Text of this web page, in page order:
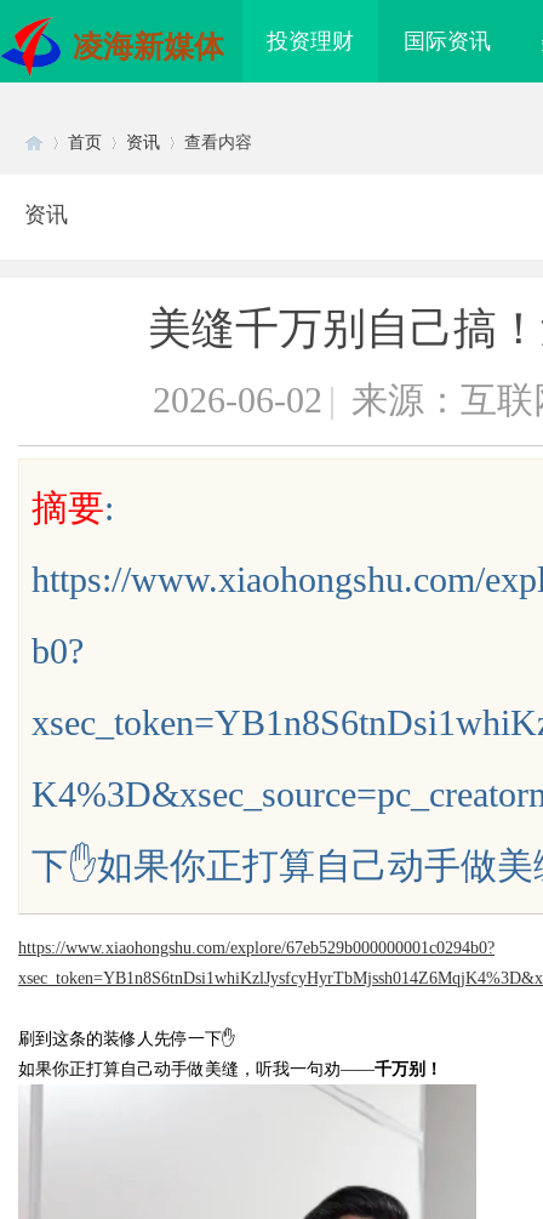
凌海新媒体 投资理财 国际资讯
uz
!
首页 资讯 查看内容
资讯
美缝千万别自己搞
2026-06-02 | 来源：互联
摘要:
https://www.xiaohongshu.com/
b0?
下✋如果你正打算自己动手做
https://www.xiaohongshu.com/explore/67eb529b000000001c0294b0?
刷到这条的装修人先停一下✋
如果你正打算自己动手做美缝，听我一句劝——千万别！
里的“Know-how”